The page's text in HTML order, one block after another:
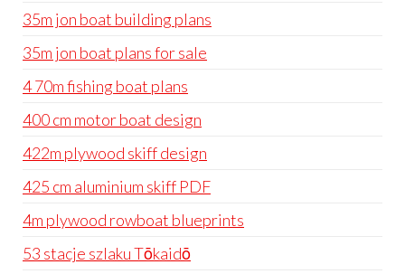
35m jon boat building plans
35m jon boat plans for sale
4 70m fishing boat plans
400 cm motor boat design
422m plywood skiff design
425 cm aluminium skiff PDF
4m plywood rowboat blueprints
53 stacje szlaku Tōkaidō